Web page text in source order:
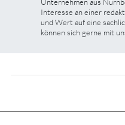
Interesse an einer
und Wert auf eine
können sich gerne mit